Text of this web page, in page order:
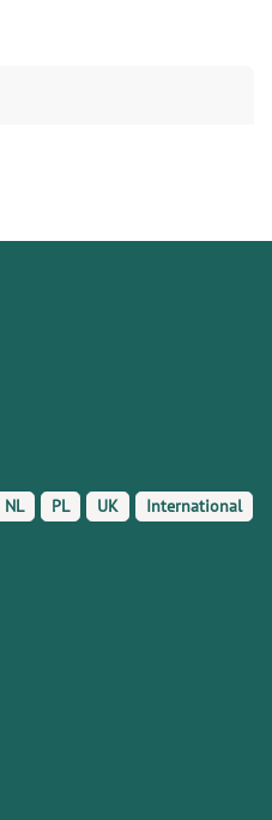
NL PL UK International